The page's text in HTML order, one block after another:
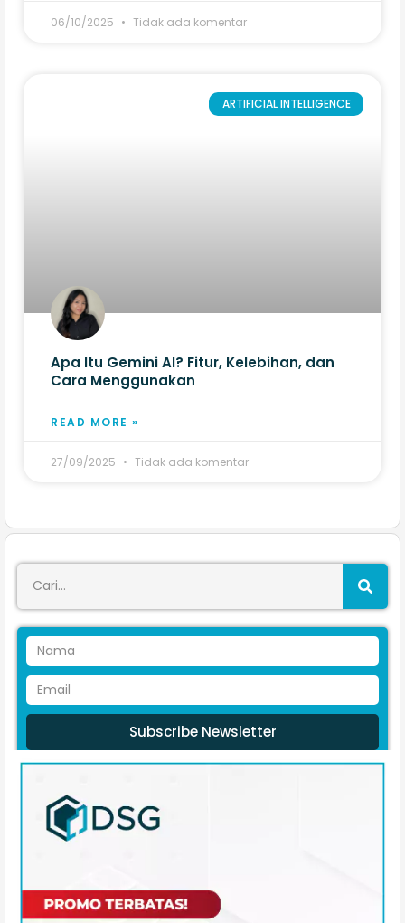
06/10/2025 Tidak ada komentar
ARTIFICIAL INTELLIGENCE
Apa Itu Gemini AI? Fitur, Kelebihan, dan
Cara Menggunakan
READ MORE »
27/09/2025 Tidak ada komentar
Subscribe Newsletter